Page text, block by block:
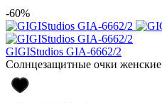
-60%
GIGIStudios GIA-6662/2
Солнцезащитные очки женские